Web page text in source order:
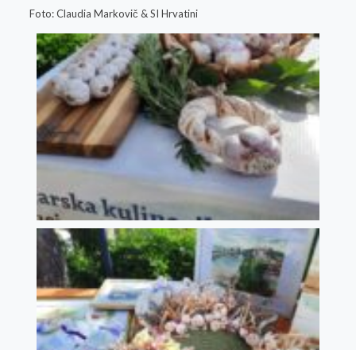
Foto: Claudia Markovič & SI Hrvatini